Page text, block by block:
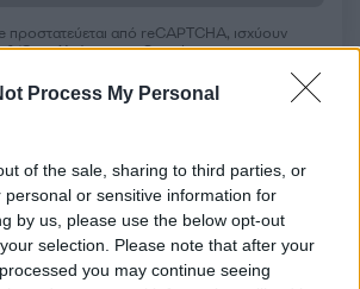
Process My Personal
of the sale, sharing to third parties, or
personal or sensitive information for
by us, please use the below opt-out
selection. Please note that after your
you may continue seeing
προστατεύεται από reCAPTCHA, ισχύουν
&Όροι Χρήσηςτης Google.
Ελλάδα
στοGoogle Newsκαι
για όλη την ειδησεογραφία και τα
ημέρας